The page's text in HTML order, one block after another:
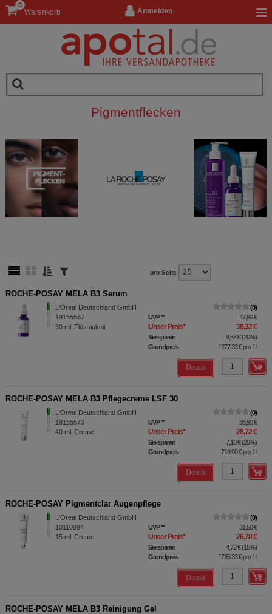
Anmelden
Warenkorb
0
Pigmentflecken
pro Seite
ROCHE-POSAY MELA B3 Serum
L'Oreal Deutschland GmbH
19155567
30 ml Flüssigkeit
0
UVP** 47,90 €
Unser Preis* 38,32 €
Sie sparen 9,58 €(20%)
Grundpreis
1277,33 €pro 1 l
Details
ROCHE-POSAY MELA B3 Pflegecreme LSF 30
L'Oreal Deutschland GmbH
19155573
40 ml Creme
0
UVP** 35,90 €
Unser Preis* 28,72 €
Sie sparen 7,18 €(20%)
Grundpreis
718,00 €pro 1 l
Details
ROCHE-POSAY Pigmentclar Augenpflege
L'Oreal Deutschland GmbH
10110994
15 ml Creme
0
UVP** 31,50 €
Unser Preis* 26,78 €
Sie sparen 4,72 €(15%)
Grundpreis
1785,33 €pro 1 l
Details
ROCHE-POSAY MELA B3 Reinigung Gel